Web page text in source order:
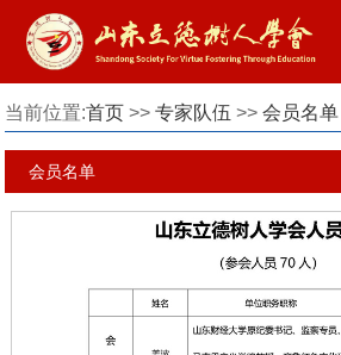
当前位置:首页 >>专家队伍 >>会员名单
会员名单